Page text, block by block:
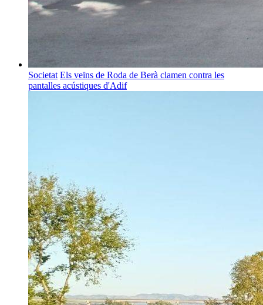
Societat Els veïns de Roda de Berà clamen contra les
pantalles acústiques d'Adif